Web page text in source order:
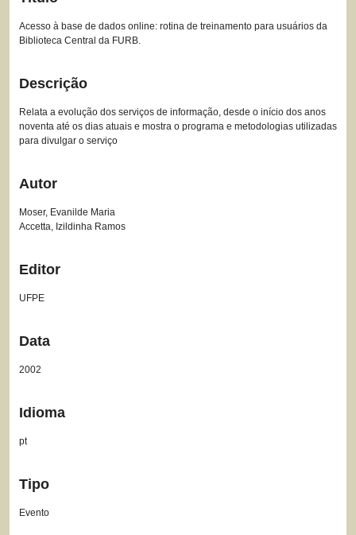
Acesso à base de dados online: rotina de treinamento para usuários da
Biblioteca Central da FURB.
Descrição
Relata a evolução dos serviços de informação, desde o início dos anos
noventa até os dias atuais e mostra o programa e metodologias utilizadas
para divulgar o serviço
Autor
Moser, Evanilde Maria
Accetta, Izildinha Ramos
Editor
UFPE
Data
2002
Idioma
pt
Tipo
Evento